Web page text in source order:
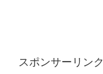
スポンサーリンク